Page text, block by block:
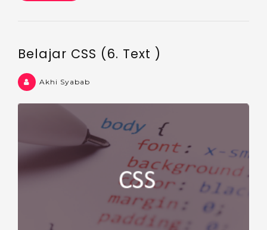
Belajar CSS (6. Text )
Akhi Syabab